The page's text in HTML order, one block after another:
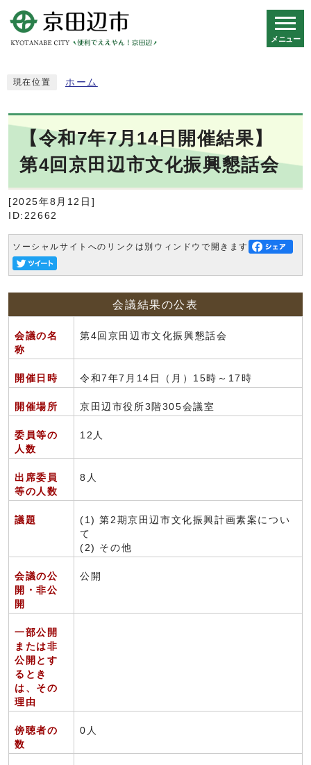
メニュー
現在位置 ホーム
【令和7年7月14日開催結果】
第4回京田辺市文化振興懇話会
[2025年8月12日]
ID:22662
ソーシャルサイトへのリンクは別ウィンドウで開きます
会議結果の公表
会議の名
称
第4回京田辺市文化振興懇話会
開催日時 令和7年7月14日（月）15時～17時
開催場所 京田辺市役所3階305会議室
委員等の
人数
12人
出席委員
等の人数
8人
議題
(1) 第2期京田辺市文化振興計画素案につい
て
(2) その他
会議の公
開・非公
開
公開
一部公開
または非
公開とす
るとき
は、その
理由
傍聴者の
数
0人